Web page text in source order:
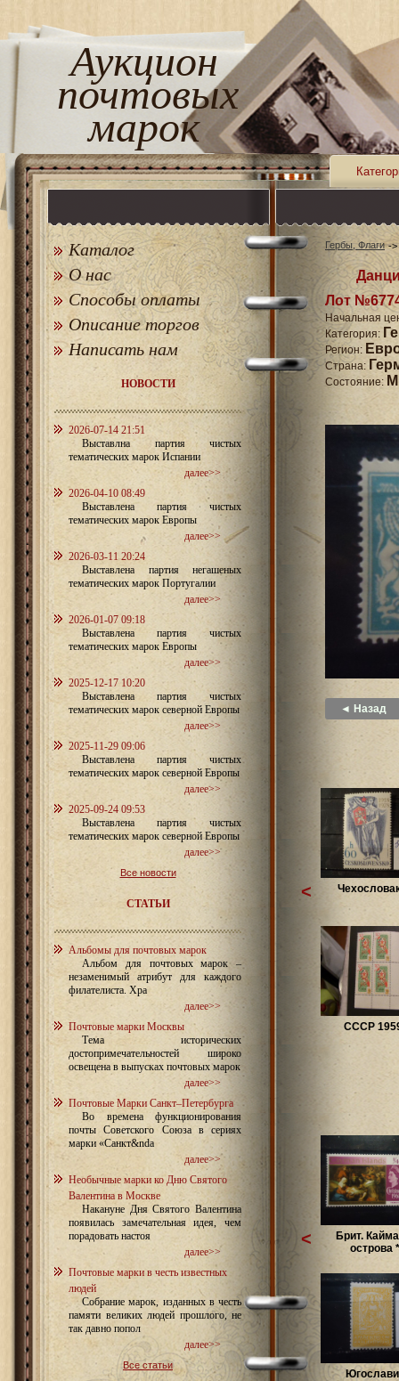
Аукцион
почтовых
марок
Каталог
О нас
Способы оплаты
Описание торгов
Написать нам
НОВОСТИ
2026-07-14 21:51
Выставлна партия чистых
тематических марок Испании
далее>>
2026-04-10 08:49
Выставлена партия чистых
тематических марок Европы
далее>>
2026-03-11 20:24
Выставлена партия негашеных
тематических марок Португалии
далее>>
2026-01-07 09:18
Выставлена партия чистых
тематических марок Европы
далее>>
2025-12-17 10:20
Выставлена партия чистых
тематических марок северной Европы
далее>>
2025-11-29 09:06
Выставлена партия чистых
тематических марок северной Европы
далее>>
2025-09-24 09:53
Выставлена партия чистых
тематических марок северной Европы
далее>>
Все новости
СТАТЬИ
Альбомы для почтовых марок
Альбом для почтовых марок –
незаменимый атрибут для каждого
филателиста. Хра
далее>>
Почтовые марки Москвы
Тема исторических
достопримечательностей широко
освещена в выпусках почтовых марок
далее>>
Почтовые Марки Санкт–Петербурга
Во времена функционирования
почты Советского Союза в сериях
марки «Санкт&nda
далее>>
Необычные марки ко Дню Святого
Валентина в Москве
Накануне Дня Святого Валентина
появилась замечательная идея, чем
порадовать настоя
далее>>
Почтовые марки в честь известных
людей
Собрание марок, изданных в честь
памяти великих людей прошлого, не
так давно попол
далее>>
Все статьи
Гербы, Флаги
Лот
Начальная
Категория:
Регион:
Страна:
Состояние:
◄ Назад
СССР
<
Брит.
острова
<